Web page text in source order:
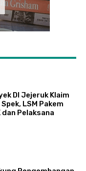
DI Jejeruk Klaim
LSM Pakem
dan Pelaksana